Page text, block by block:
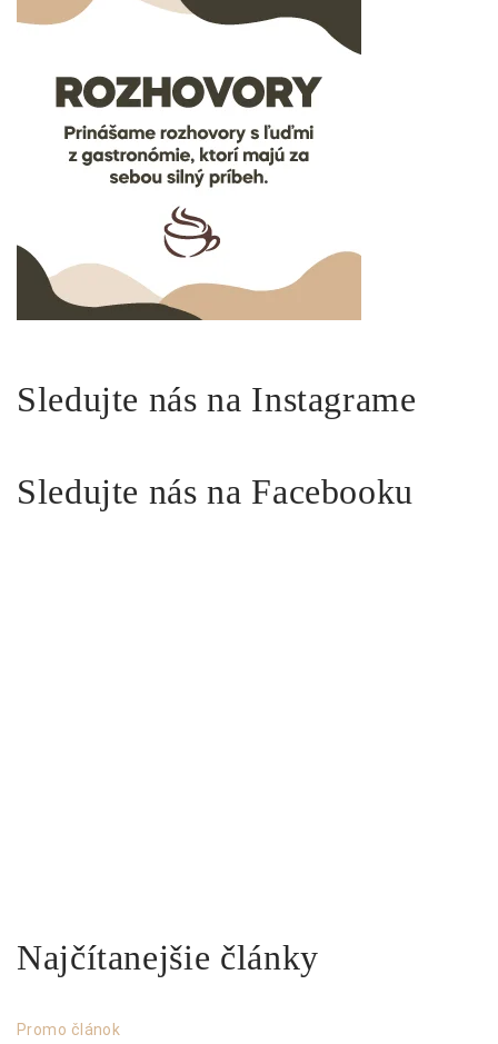
Sledujte nás na Instagrame
Sledujte nás na Facebooku
Najčítanejšie články
Promo článok